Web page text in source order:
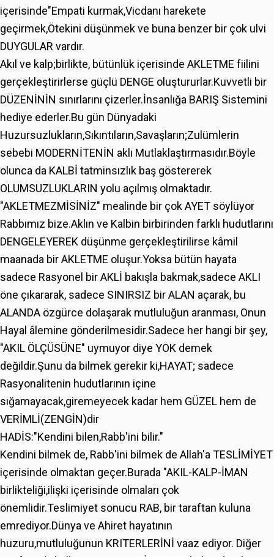
içerisinde"Empati kurmak,Vicdanı harekete
geçirmek,Ötekini düşünmek ve buna benzer bir çok ulvi
DUYGULAR vardır.
Akıl ve kalp;birlikte, bütünlük içerisinde AKLETME fiilini
gerçekleştirirlerse güçlü DENGE oluştururlar.Kuvvetli bir
DÜZENİNİN sınırlarını çizerler.İnsanlığa BARIŞ Sistemini
hediye ederler.Bu gün Dünyadaki
Huzursuzlukların,Sıkıntıların,Savaşların;Zulümlerin
sebebi MODERNİTENİN aklı Mutlaklaştırmasıdır.Böyle
olunca da KALBİ tatminsızlık baş göstererek
OLUMSUZLUKLARIN yolu açılmış olmaktadır.
"AKLETMEZMİSİNİZ" mealinde bir çok AYET söylüyor
Rabbımız bize.Aklın ve Kalbin birbirinden farklı hudutlarını
DENGELEYEREK düşünme gerçekleştirilirse kâmil
maanada bir AKLETME oluşur.Yoksa bütün hayata
sadece Rasyonel bir AKLİ bakışla bakmak,sadece AKLI
öne çıkararak, sadece SINIRSIZ bir ALAN açarak, bu
ALANDA özgürce dolaşarak mutluluğun aranması, Onun
Hayal âlemine gönderilmesidir.Sadece her hangi bir şey,
"AKIL ÖLÇÜSÜNE" uymuyor diye YOK demek
değildir.Şunu da bilmek gerekir ki,HAYAT; sadece
Rasyonalitenin hudutlarının içine
sığamayacak,giremeyecek kadar hem GÜZEL hem de
VERİMLİ(ZENGİN)dir
HADİS:"Kendini bilen,Rabb'ini bilir."
Kendini bilmek de, Rabb'ini bilmek de Allah'a TESLİMİYET
içerisinde olmaktan geçer.Burada "AKIL-KALP-İMAN
birlikteliği,ilişki içerisinde olmaları çok
önemlidir.Teslimiyet sonucu RAB, bir taraftan kuluna
emrediyor.Dünya ve Ahiret hayatının
huzuru,mutluluğunun KRITERLERİNİ vaaz ediyor. Diğer